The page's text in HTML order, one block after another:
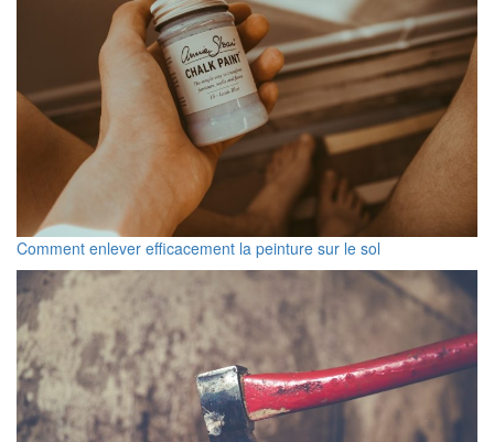
Comment enlever efficacement la peinture sur le sol